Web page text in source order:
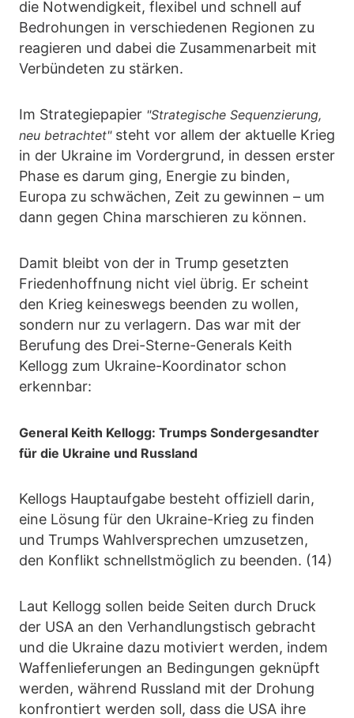
die Notwendigkeit, flexibel und schnell auf
Bedrohungen in verschiedenen Regionen zu
reagieren und dabei die Zusammenarbeit mit
Verbündeten zu stärken.
Im Strategiepapier "Strategische Sequenzierung,
neu betrachtet"steht vor allem der aktuelle Krieg
in der Ukraine im Vordergrund, in dessen erster
Phase es darum ging, Energie zu binden,
Europa zu schwächen, Zeit zu gewinnen – um
dann gegen China marschieren zu können.
Damit bleibt von der in Trump gesetzten
Friedenhoffnung nicht viel übrig. Er scheint
den Krieg keineswegs beenden zu wollen,
sondern nur zu verlagern. Das war mit der
Berufung des Drei-Sterne-Generals Keith
Kellogg zum Ukraine-Koordinator schon
erkennbar:
General Keith Kellogg: Trumps Sondergesandter
für die Ukraine und Russland
Kellogs Hauptaufgabe besteht offiziell darin,
eine Lösung für den Ukraine-Krieg zu finden
und Trumps Wahlversprechen umzusetzen,
den Konflikt schnellstmöglich zu beenden. (14)
Laut Kellogg sollen beide Seiten durch Druck
der USA an den Verhandlungstisch gebracht
und die Ukraine dazu motiviert werden, indem
Waffenlieferungen an Bedingungen geknüpft
werden, während Russland mit der Drohung
konfrontiert werden soll, dass die USA ihre